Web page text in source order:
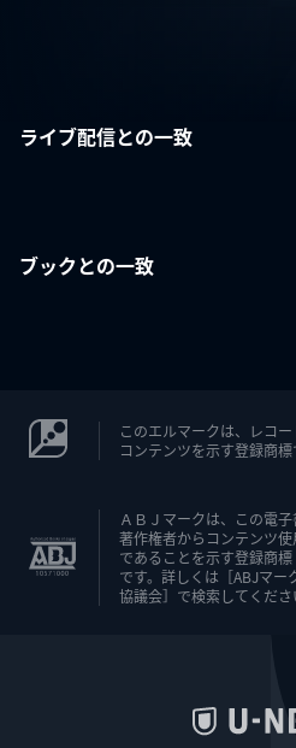
ライブ配信との一致
ブックとの一致
このエルマークは、レコ
コンテンツを示す登録商
ＡＢＪマークは、この電
著作権者からコンテンツ
であることを示す登録商標
です。詳しくは［ABJマ
協議会］で検索してくださ